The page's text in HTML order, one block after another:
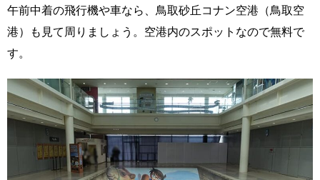
午前中着の飛行機や車なら、鳥取砂丘コナン空港（鳥取空
港）も見て周りましょう。空港内のスポットなので無料で
す。